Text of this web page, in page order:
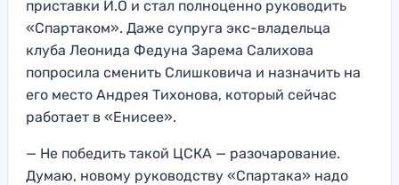
приставки И.О и стал полноценно руководить
«Спартаком». Даже супруга экс-владельца
клуба Леонида Федуна Зарема Салихова
попросила сменить Слишковича и назначить на
его место Андрея Тихонова, который сейчас
работает в «Енисее».
— Не победить такой ЦСКА — разочарование.
Думаю, новому руководству «Спартака» надо